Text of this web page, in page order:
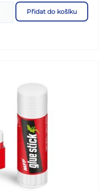
Přidat do košíku